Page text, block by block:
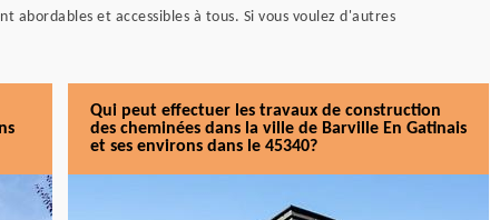
abordables et accessibles à tous. Si vous voulez d'autres
Qui peut effectuer les travaux de construction
des cheminées dans la ville de Barville En Gatinais
et ses environs dans le 45340?